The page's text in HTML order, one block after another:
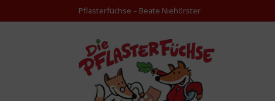
Pflasterfüchse – Beate Niehörster